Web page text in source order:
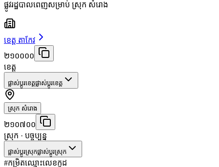
ផ្លូវរដ្ឋបាលពេញសម្រាប់ ស្រុក សំរោង
ខេត្ត តាកែវ
២១០០០០
ខេត្ត
ផ្លាស់ប្តូរខេត្តផ្លាស់ប្តូរខេត្ត
ស្រុក សំរោង
២១០៧០០
ស្រុក · បច្ចុប្បន្ន
ផ្លាស់ប្តូរស្រុកផ្លាស់ប្តូរស្រុក
#កម្រិតឈ្មោះលេខកូដ